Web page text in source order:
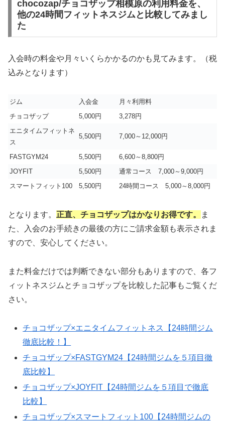
chocozap/チョコザップ相模原の利用料金を、
他の24時間フィットネスジムと比較してみまし
た
入会時の料金や月々いくらかかるのかも見てみます。（税
込みとなります）
ジム 入会金
月々利用料
チョコザップ
5,000円
3,278円
エニタイムフィットネ
ス
5,500円 7,000～12,000円
FASTGYM24 5,500円
6,600～8,800円
JOYFIT
5,500円
通常コース 7,000～9,000円
スマートフィット100
5,500円 24時間コース 5,000～8,000円
となります。 正直、チョコザップはかなりお得です。
ま
た、入会のお手続きの最後の方にご請求金額も表示されま
すので、安心してください。
また料金だけでは判断できない部分もありますので、各フ
ィットネスジムとチョコザップを比較した記事もご覧くだ
さい。
チョコザップ×エニタイムフィットネス【24時間ジム
徹底比較！】
チョコザップ×FASTGYM24【24時間ジムを５項目徹
底比較】
チョコザップ×JOYFIT【24時間ジムを５項目で徹底
比較】
チョコザップ×スマートフィット100【24時間ジムの